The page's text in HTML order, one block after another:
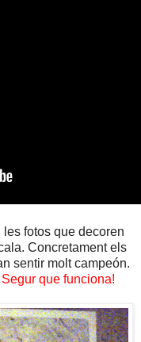
les fotos que decoren
Concretament els
sentir molt campeón.
que funciona!